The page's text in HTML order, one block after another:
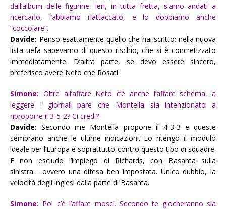
dall’album delle figurine, ieri, in tutta fretta, siamo andati a
ricercarlo, l’abbiamo riattaccato, e lo dobbiamo anche
“coccolare”.
Davide: Penso esattamente quello che hai scritto: nella nuova
lista uefa sapevamo di questo rischio, che si è concretizzato
immediatamente. D’altra parte, se devo essere sincero,
preferisco avere Neto che Rosati.
Simone: Oltre all’affare Neto c’è anche l’affare schema, a
leggere i giornali pare che Montella sia intenzionato a
riproporre il 3-5-2? Ci credi?
Davide: Secondo me Montella propone il 4-3-3 e queste
sembrano anche le ultime indicazioni. Lo ritengo il modulo
ideale per l’Europa e soprattutto contro questo tipo di squadre.
E non escludo l’impiego di Richards, con Basanta sulla
sinistra… ovvero una difesa ben impostata. Unico dubbio, la
velocità degli inglesi dalla parte di Basanta.
Simone: Poi c’è l’affare mosci. Secondo te giocheranno sia